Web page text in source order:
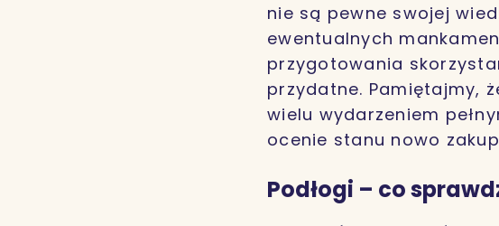
nie są pewne swojej
ewentualnych
przygotowania
przydatne. Pamiętajmy,
wielu wydarzeniem
ocenie stanu nowo
Podłogi – co